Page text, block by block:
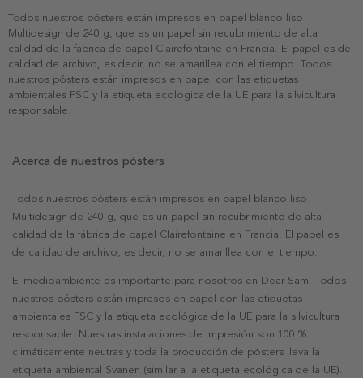
Todos nuestros pósters están impresos en papel blanco liso
Multidesign de 240 g, que es un papel sin recubrimiento de alta
calidad de la fábrica de papel Clairefontaine en Francia. El papel es de
calidad de archivo, es decir, no se amarillea con el tiempo. Todos
nuestros pósters están impresos en papel con las etiquetas
ambientales FSC y la etiqueta ecológica de la UE para la silvicultura
responsable.
Acerca de nuestros pósters
Todos nuestros pósters están impresos en papel blanco liso
Multidesign de 240 g, que es un papel sin recubrimiento de alta
calidad de la fábrica de papel Clairefontaine en Francia. El papel es
de calidad de archivo, es decir, no se amarillea con el tiempo.
El medioambiente es importante para nosotros en Dear Sam. Todos
nuestros pósters están impresos en papel con las etiquetas
ambientales FSC y la etiqueta ecológica de la UE para la silvicultura
responsable. Nuestras instalaciones de impresión son 100 %
climáticamente neutras y toda la producción de pósters lleva la
etiqueta ambiental Svanen (similar a la etiqueta ecológica de la UE).